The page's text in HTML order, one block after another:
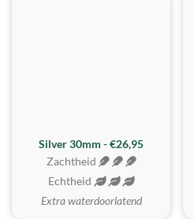
Silver 30mm - €26,95
Zachtheid
Echtheid
Extra waterdoorlatend